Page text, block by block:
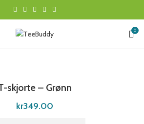
0
skjorte – Grønn
kr349.00